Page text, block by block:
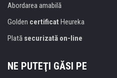
Abordarea amabilă
Golden certificat Heureka
Plată securizată on-line
NE PUTEŢI GĂSI PE